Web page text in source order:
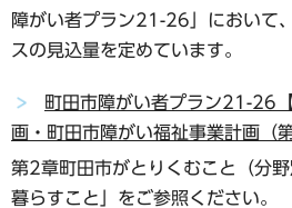
障がい者プラン21-26」において
スの見込量を定めています。
町田市障がい者プラン21-26
画・町田市障がい福祉事業計画（
第2章町田市がとりくむこと（分
暮らすこと」をご参照ください。